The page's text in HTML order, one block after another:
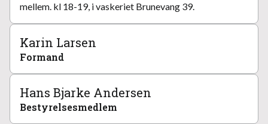
mellem. kl 18-19, i vaskeriet Brunevang 39.
Karin Larsen
Formand
Hans Bjarke Andersen
Bestyrelsesmedlem